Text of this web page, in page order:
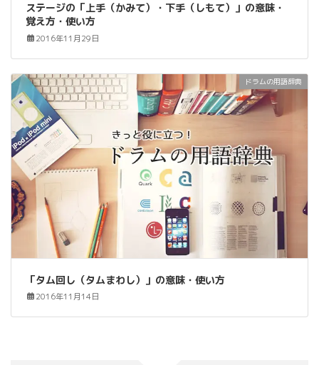
ステージの「上手（かみて）・下手（しもて）」の意味・
覚え方・使い方
2016年11月29日
ドラムの用語辞典
「タム回し（タムまわし）」の意味・使い方
2016年11月14日